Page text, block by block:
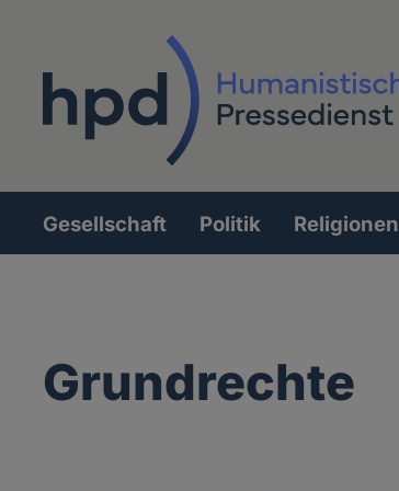
Hauptnavigation
Gesellschaft Politik Religionen
Grundrechte